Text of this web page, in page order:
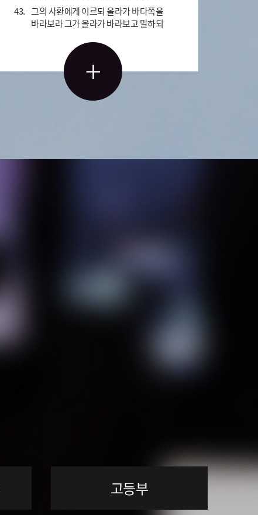
43.
그의 사환에게 이르되 올라가 바다쪽을
바라보라 그가 올라가 바라보고 말하되
일곱 번째 이르러서는 그가 말하되
바다에서 사람의 손 만한 작은 구름이
일어나나이다 이르되 올라가 아합에게
말하기를 비에 막히지 아니하도록 마차를
아합이 마차를 타고 이스르엘로 가니
고등부